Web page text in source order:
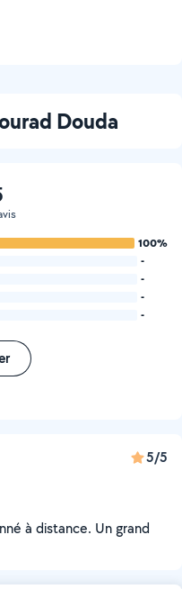
Douda
100%
-
-
-
-
5/5
à distance. Un grand